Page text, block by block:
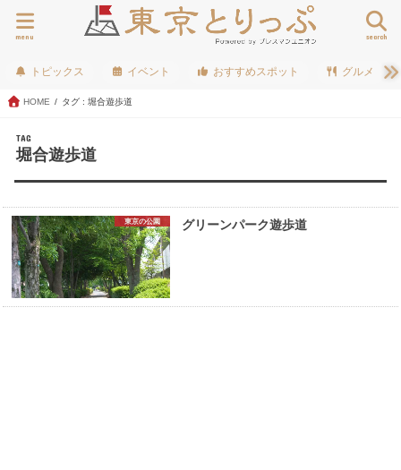
search
menu
トピックス イベント おすすめスポット グルメ
HOME タグ : 堀合遊歩道
TAG
堀合遊歩道
東京の公園 グリーンパーク遊歩道